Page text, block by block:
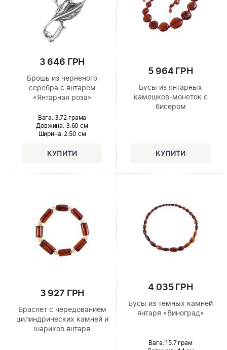
3 646 ГРН
Брошь из черненого
серебра с янтарем
«Янтарная роза»
Вага: 3.72 грама
Довжина: 3.60 см
Ширина: 2.50 см
5 964 ГРН
Бусы из янтарных
камешков-монеток с
бисером
3 927 ГРН
Браслет с чередованием
цилиндрических камней и
шариков янтаря
4 035 ГРН
Бусы из темных камней
янтаря «Виноград»
Вага: 15.7 грам